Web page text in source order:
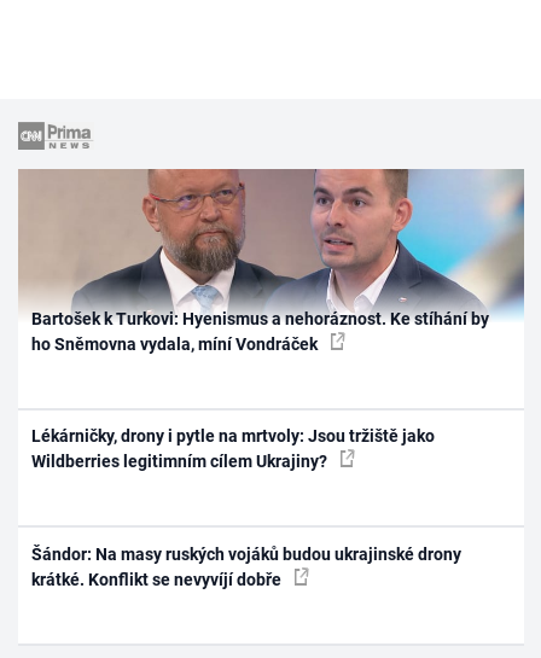
Bartošek k Turkovi: Hyenismus a nehoráznost. Ke stíhání by
ho Sněmovna vydala, míní Vondráček
Lékárničky, drony i pytle na mrtvoly: Jsou tržiště jako
Wildberries legitimním cílem Ukrajiny?
Šándor: Na masy ruských vojáků budou ukrajinské drony
krátké. Konflikt se nevyvíjí dobře